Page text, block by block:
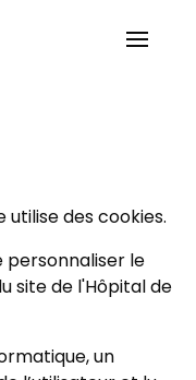
utilise des cookies.
personnaliser le
site de l'Hôpital de
un